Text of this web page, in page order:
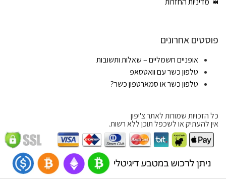
פוסטים אחרונים
אופניים חשמליים – שאלות ותשובות
טלפון כשר עם וואטסאפ
טלפון כשר או סמארטפון כשר?
כל הזכויות שמורות לאתר צ'יפון
אין להעתיק או לשכפל תוכן ללא רשות.